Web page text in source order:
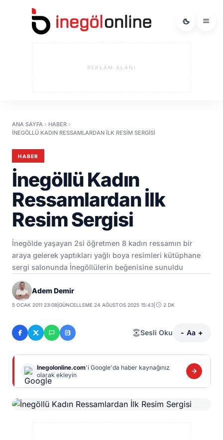
REKLAM ALANI
ANA SAYFA
HABER
İNEGÖLLÜ KADIN RESSAMLARDAN İLK RESIM SERGISI
HABER
İnegöllü Kadın
Ressamlardan İlk
Resim Sergisi
İnegölde yaşayan 2si öğretmen 8 kadın ressamın bir
araya gelerek yaptıkları yağlı boya resimleri kütüphane
sergi salonunda İnegöllülerin beğenisine sunuldu
Adem Demir
5 OCAK 2011 23:08 |GÜNCELLEME 24 AĞUSTOS 2025 15:43 2 DK
Sesli Oku - Aa +
Inegolonline.com'i Google'da haber kaynağınız
olarak ekleyin